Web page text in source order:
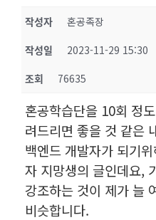
작성자
혼공족장
작성일
2023-11-29 15:30
조회
76635
혼공학습단을 10회 정
려드리면 좋을 것 같은
백엔드 개발자가 되기
자 지망생의 글인데요,
강조하는 것이 제가 늘
비슷합니다.